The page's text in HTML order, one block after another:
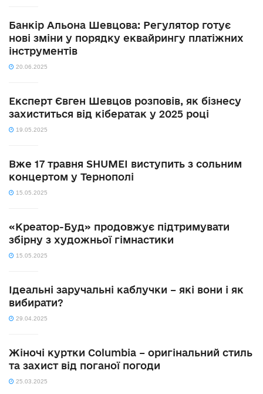
Банкір Альона Шевцова: Регулятор готує
нові зміни у порядку еквайрингу платіжних
інструментів
20.06.2025
Експерт Євген Шевцов розповів, як бізнесу
захиститься від кібератак у 2025 році
19.05.2025
Вже 17 травня SHUMEI виступить з сольним
концертом у Тернополі
15.05.2025
«Креатор-Буд» продовжує підтримувати
збірну з художньої гімнастики
15.05.2025
Ідеальні заручальні каблучки – які вони і як
вибирати?
29.04.2025
Жіночі куртки Columbia – оригінальний стиль
та захист від поганої погоди
25.03.2025